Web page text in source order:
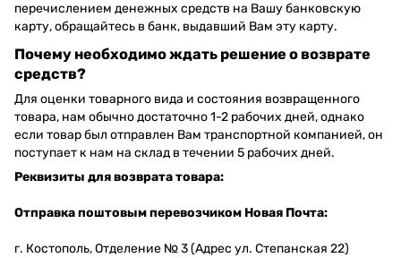
перечислением денежных средств на Вашу банковскую
карту, обращайтесь в банк, выдавший Вам эту карту.
Почему необходимо ждать решение о возврате
средств?
Для оценки товарного вида и состояния возвращенного
товара, нам обычно достаточно 1-2 рабочих дней, однако
если товар был отправлен Вам транспортной компанией, он
поступает к нам на склад в течении 5 рабочих дней.
Реквизиты для возврата товара:
Отправка поштовым перевозчиком Новая Почта:
г. Костополь, Отделение № 3 (Адрес ул. Степанская 22)